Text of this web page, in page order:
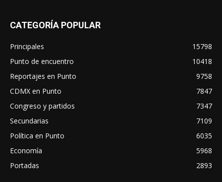
CATEGORÍA POPULAR
Principales
15798
Punto de encuentro
10418
Reportajes en Punto
9758
CDMX en Punto
7847
Congreso y partidos
7347
Secundarias
7109
Política en Punto
6035
Economía
5968
Portadas
2893